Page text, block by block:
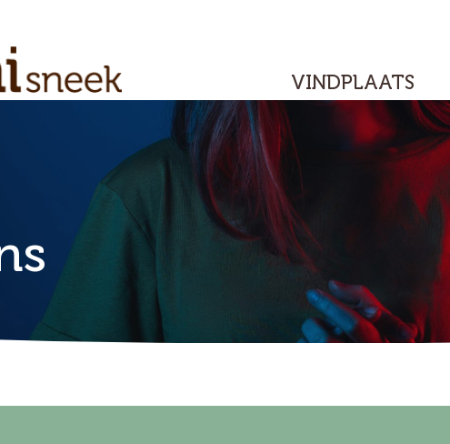
VINDPLAATS